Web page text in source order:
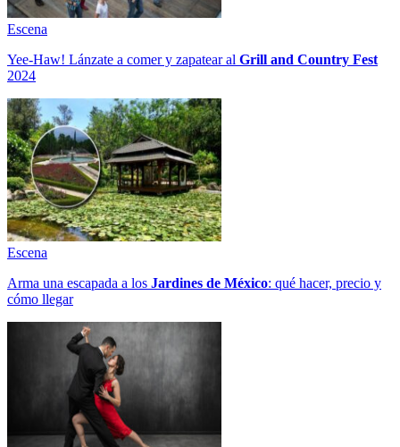
Escena
Yee-Haw! Lánzate a comer y zapatear al Grill and Country Fest
2024
Escena
Arma una escapada a los Jardines de México: qué hacer, precio y
cómo llegar